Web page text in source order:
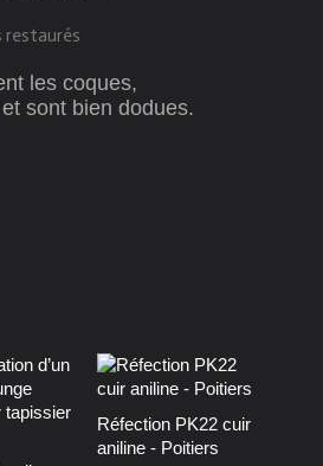
les coques,
sont bien dodues.
Réfection PK22 cuir
aniline - Poitiers